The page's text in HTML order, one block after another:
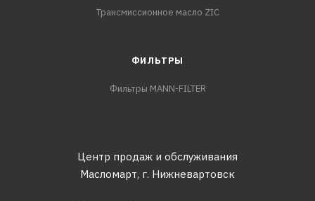
Трансмиссионное масло ZIC
ФИЛЬТРЫ
Фильтры MANN-FILTER
Центр продаж и обслуживания
Масломарт, г. Нижневартовск